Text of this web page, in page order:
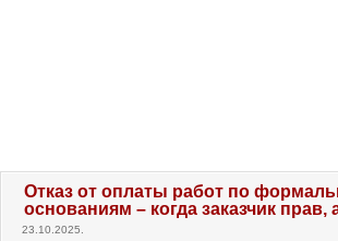
Отказ от оплаты работ по
основаниям – когда заказчик прав,
23.10.2025.